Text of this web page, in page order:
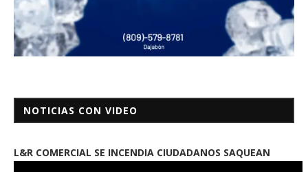
NOTICIAS CON VIDEO
L&R COMERCIAL SE INCENDIA CIUDADANOS SAQUEAN